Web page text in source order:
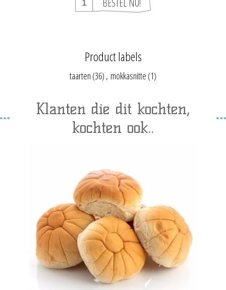
Product labels
taarten (36) , mokkasnitte (1)
Klanten die dit kochten,
kochten ook..